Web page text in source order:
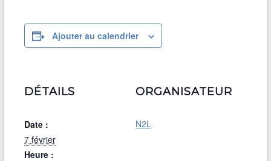
Ajouter au calendrier
DÉTAILS
Date :
7 février
Heure :
ORGANISATEUR
N2L